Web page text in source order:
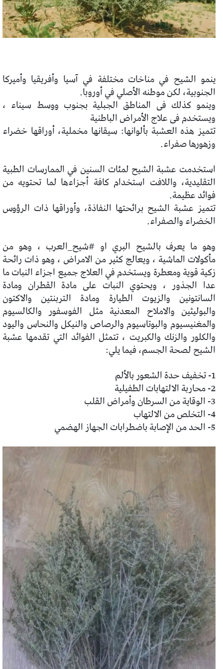
ينمو الشيح في مناخات مختلفة في آسيا وأفريقيا وأميركا
الجنوبية، لكن موطنه الأصلي في أوروبا.
وينمو كذلك فى المناطق الجبلية بجنوب ووسط سيناء ،
ويستخدم فى علاج الأمراض الباطنية
تتميز هذه العشبة بألوانها: سيقانها مخملية، أوراقها خضراء
وزهورها صفراء.
استخدمت عشبة الشيح لمئات السنين في الممارسات الطبية
التقليدية، واللافت استخدام كافة أجزاءها لما تحتويه من
فوائد عظيمة.
تتميز عشبة الشيح برائحتها النفاذة، وأوراقها ذات الرؤوس
الخضراء والصفراء.
وهو ما يعرف بالشيح البري او #شيح_العرب ، وهو من
مأكولات الماشية ، ويعالج كثير من الامراض ، وهو ذات رائحة
زكية قوية ومعطرة ويستخدم في العلاج جميع اجزاء النبات ما
عدا الجذور ، ويحتوي النبات على مادة القطران ومادة
السانتونين والزيوت الطيارة ومادة التربنتين والاكتون
والبوليثين والاملاح المعدنية مثل الفوسفور والكالسيوم
والمغنيسيوم والبوتاسيوم والرصاص والنيكل والنحاس واليود
والكلور والزنك والكبريت ، تتمثل الفوائد التي تقدمها عشبة
الشيح لصحة الجسم، فيما يلي:
1- تخفيف حدة الشعور بالألم
2- محاربة الالتهابات الطفيلية
3- الوقاية من السرطان وأمراض القلب
4- التخلص من الالتهاب
5- الحد من الإصابة باضطرابات الجهاز الهضمي